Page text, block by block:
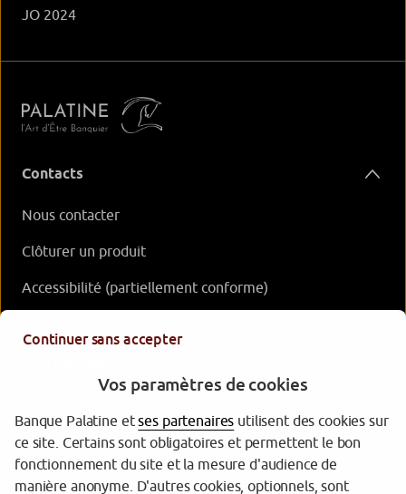
JO 2024
Contacts
Nous contacter
Clôturer un produit
Accessibilité (partiellement conforme)
Continuer sans accepter
Vos paramètres de cookies
Banque Palatine etses partenaires utilisent des cookies sur
ce site. Certains sont obligatoires et permettent le bon
fonctionnement du site et la mesure d'audience de
manière anonyme. D'autres cookies, optionnels, sont